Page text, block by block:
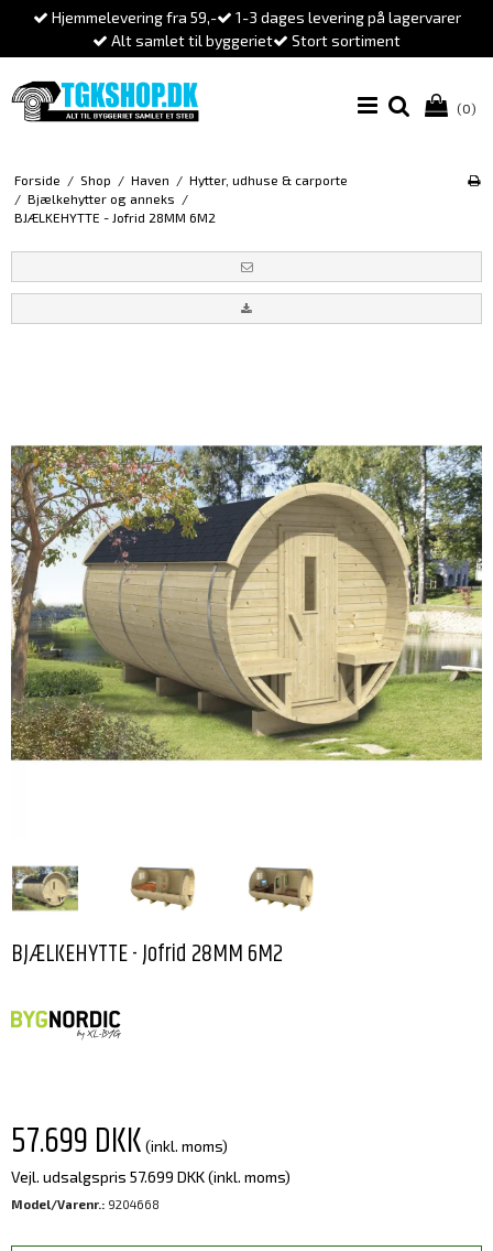
Hjemmelevering fra 59,-
1-3 dages levering på lagervarer
Alt samlet til byggeriet
Stort sortiment
(0)
Forside / Shop / Haven / Hytter, udhuse & carporte
/ Bjælkehytter og anneks /
BJÆLKEHYTTE - Jofrid 28MM 6M2
BJÆLKEHYTTE - Jofrid 28MM 6M2
57.699 DKK (inkl. moms)
Vejl. udsalgspris 57.699 DKK(inkl. moms)
Model/Varenr.: 9204668